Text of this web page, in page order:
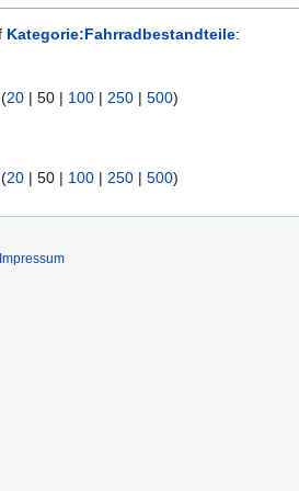
Kategorie:Fahrradbestandteile:
20 | 50 | 100 | 250 | 500)
20 | 50 | 100 | 250 | 500)
Impressum